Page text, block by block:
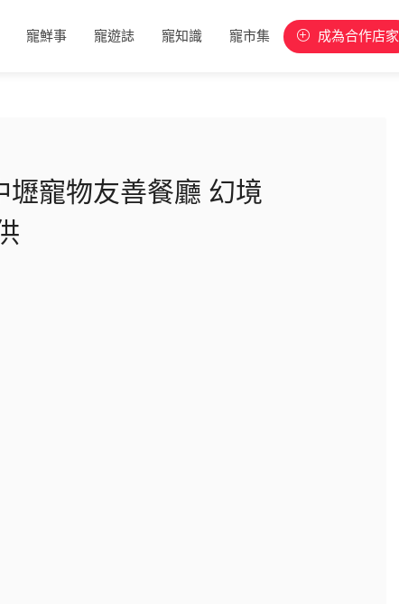
寵鮮事 寵遊誌 寵知識 寵市集 成為合作店家
寵物友善餐廳 幻境